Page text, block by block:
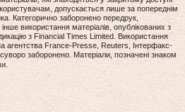
допускається лише за попереднім
Категорично заборонено передрук,
використання матеріалів, опублікованих з
з Financial Times Limited. Використання
агентства France-Presse, Reuters, Інтерфакс-
заборонено. Матеріали, позначені знаком